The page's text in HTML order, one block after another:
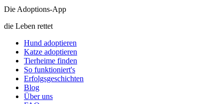
Die Adoptions-App
die Leben rettet
Hund adoptieren
Katze adoptieren
Tierheime finden
So funktioniert's
Erfolgsgeschichten
Blog
Über uns